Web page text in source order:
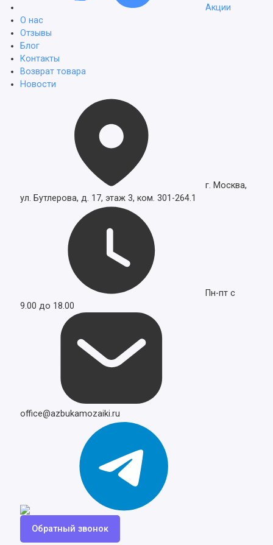
Акции
О нас
Отзывы
Блог
Контакты
Возврат товара
Новости
г. Москва,
ул. Бутлерова, д. 17, этаж 3, ком. 301-264.1
Пн-пт с
9.00 до 18.00
office@azbukamozaiki.ru
Обратный звонок